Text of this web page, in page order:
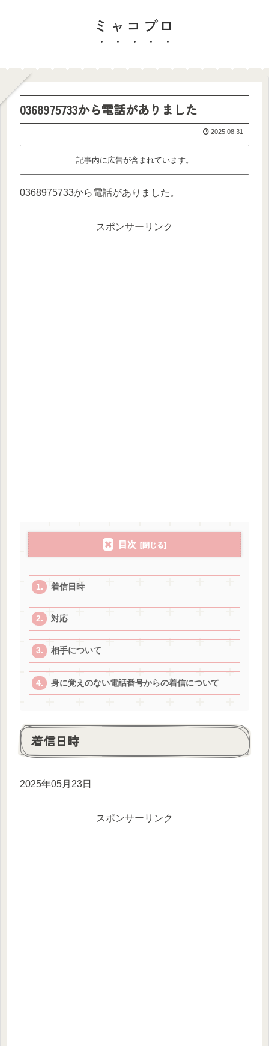
ミャコブロ
0368975733から電話がありました
2025.08.31
記事内に広告が含まれています。
0368975733から電話がありました。
スポンサーリンク
目次
着信日時
対応
相手について
身に覚えのない電話番号からの着信について
着信日時
2025年05月23日
スポンサーリンク